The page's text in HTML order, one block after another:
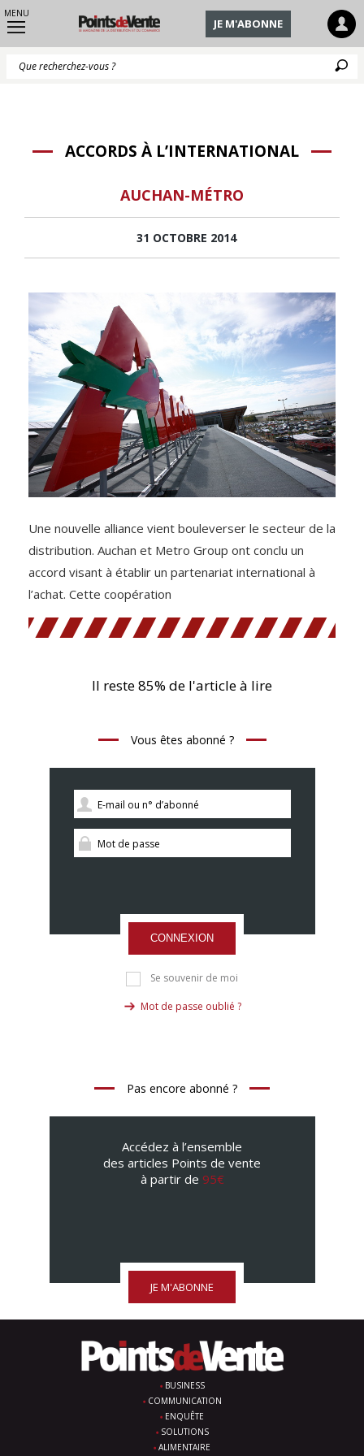
MENU
JE M'ABONNE
ACCORDS À L’INTERNATIONAL
AUCHAN-MÉTRO
31 OCTOBRE 2014
Une nouvelle alliance vient bouleverser le secteur de la
distribution. Auchan et Metro Group ont conclu un
accord visant à établir un partenariat international à
l’achat. Cette coopération
Il reste 85% de l'article à lire
Vous êtes abonné ?
CONNEXION
Se souvenir de moi
Mot de passe oublié ?
Pas encore abonné ?
Accédez à l’ensemble
des articles Points de vente
à partir de 95€
JE M'ABONNE
BUSINESS
COMMUNICATION
ENQUÊTE
SOLUTIONS
ALIMENTAIRE